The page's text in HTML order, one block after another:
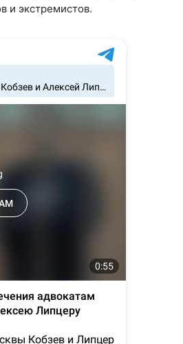
и экстремистов.